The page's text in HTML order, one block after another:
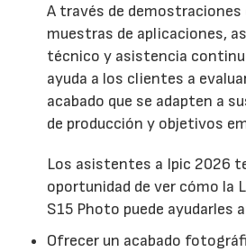
A través de demostraciones
muestras de aplicaciones,
técnico y asistencia
ayuda a los clientes a
acabado que se adapten a
de producción y objetivos
Los asistentes a Ipic 2026
oportunidad de ver cómo la
S15 Photo puede ayudarles
Ofrecer un acabado